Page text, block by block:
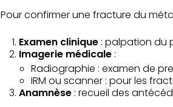
Pour confirmer une fracture du
Examen clinique : palpation du
Imagerie médicale :
Radiographie : examen de
IRM ou scanner : pour les
Anamnèse : recueil des